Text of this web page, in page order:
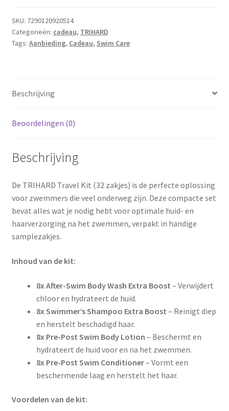
SKU: 7290120920514
Categorieën: cadeau, TRIHARD
Tags: Aanbieding, Cadeau, Swim Care
Beschrijving
Beoordelingen (0)
Beschrijving
De TRIHARD Travel Kit (32 zakjes) is de perfecte oplossing
voor zwemmers die veel onderweg zijn. Deze compacte set
bevat alles wat je nodig hebt voor optimale huid- en
haarverzorging na het zwemmen, verpakt in handige
samplezakjes.
Inhoud van de kit:
8x After-Swim Body Wash Extra Boost – Verwijdert
chloor en hydrateert de huid.
8x Swimmer’s Shampoo Extra Boost – Reinigt diep
en herstelt beschadigd haar.
8x Pre-Post Swim Body Lotion – Beschermt en
hydrateert de huid voor en na het zwemmen.
8x Pre-Post Swim Conditioner– Vormt een
beschermende laag en herstelt het haar.
Voordelen van de kit: